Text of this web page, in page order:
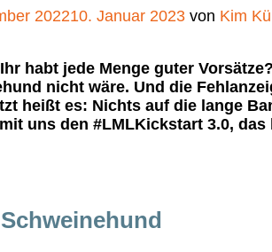
202210. Januar 2023 von Kim
habt jede Menge guter
nicht wäre. Und die
heißt es: Nichts auf die lange
uns den #LMLKickstart 3.0,